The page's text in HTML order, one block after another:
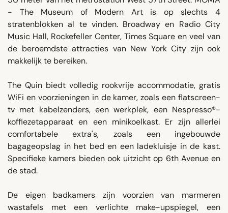
- The Museum of Modern Art is op slechts 4
stratenblokken al te vinden. Broadway en Radio City
Music Hall, Rockefeller Center, Times Square en veel van
de beroemdste attracties van New York City zijn ook
makkelijk te bereiken.
The Quin biedt volledig rookvrije accommodatie, gratis
WiFi en voorzieningen in de kamer, zoals een flatscreen-
tv met kabelzenders, een werkplek, een Nespresso®-
koffiezetapparaat en een minikoelkast. Er zijn allerlei
comfortabele extra's, zoals een ingebouwde
bagageopslag in het bed en een ladekluisje in de kast.
Specifieke kamers bieden ook uitzicht op 6th Avenue en
de stad.
De eigen badkamers zijn voorzien van marmeren
wastafels met een verlichte make-upspiegel, een